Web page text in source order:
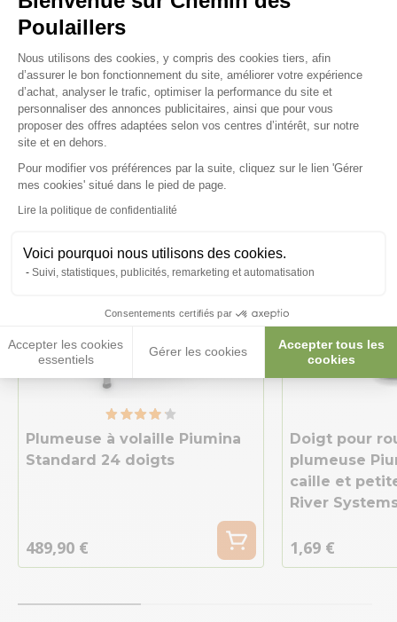
Poulaillers
Plateforme de Gestion du
Nous utilisons des cookies, y compris des cookies tiers, afin
d’assurer le bon fonctionnement du site, améliorer votre expérience
d’achat, analyser le trafic, optimiser la performance du site et
personnaliser des annonces publicitaires, ainsi que pour vous
proposer des offres adaptées selon vos centres d’intérêt, sur notre
site et en dehors.
Pour modifier vos préférences par la suite, cliquez sur le lien 'Gérer
mes cookies' situé dans le pied de page.
Lire la politique de confidentialité
Voici pourquoi nous utilisons des cookies.
Suivi, statistiques, publicités, remarketing et automatisation
Consentements certifiés par
Accepter les cookies
essentiels
Gérer les cookies
Accepter tous les
cookies
Axeptio consent
Ces produits peuvent vous
intéresser
Plumeuse à volaille Piumina
Standard 24 doigts
489,90 €
Doigt pour
plumeuse
caille et
River
1,69 €